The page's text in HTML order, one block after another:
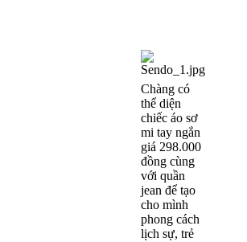
Chàng có
thể diện
chiếc áo sơ
mi tay ngắn
giá 298.000
đồng cùng
với quần
jean để tạo
cho mình
phong cách
lịch sự, trẻ